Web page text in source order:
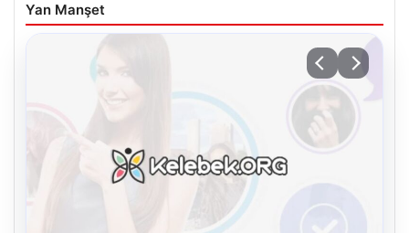
Yan Manşet